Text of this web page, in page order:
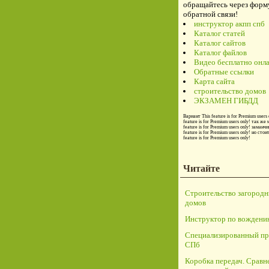
обращайтесь через
обратной связи!
инструктор акпп спб
Каталог статей
Каталог сайтов
Каталог файлов
Видео бесплатно
Обратные ссылки
Карта сайта
строительство домов
ЭКЗАМЕН ГИБДД
Вариант This feature is for Premium users
feature is for Premium users only! так же
feature is for Premium users only!
feature is for Premium users only! но
feature is for Premium users only!
Читайте
Строительство
домов
Инструктор по
Специализированный
СПб
Коробка передач.